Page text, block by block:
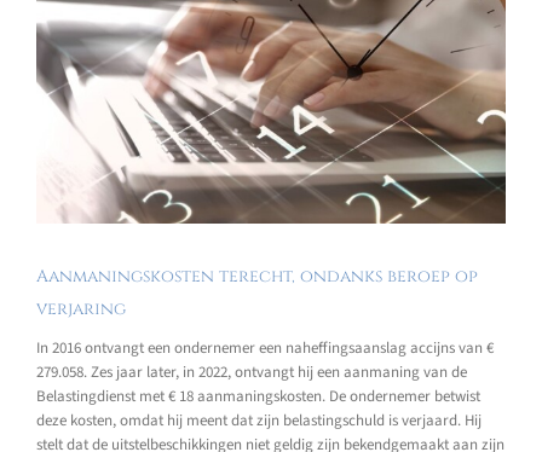
Aanmaningskosten terecht, ondanks beroep op
verjaring
In 2016 ontvangt een ondernemer een naheffingsaanslag accijns van €
279.058. Zes jaar later, in 2022, ontvangt hij een aanmaning van de
Belastingdienst met € 18 aanmaningskosten. De ondernemer betwist
deze kosten, omdat hij meent dat zijn belastingschuld is verjaard. Hij
stelt dat de uitstelbeschikkingen niet geldig zijn bekendgemaakt aan zijn